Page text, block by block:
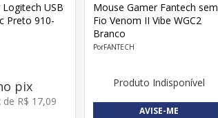
USB
Preto 910-
pix
de R$ 17,09
Mouse Gamer Fantech sem
Fio Venom II Vibe WGC2
Branco
FANTECH
Produto Indisponível
AVISE-ME